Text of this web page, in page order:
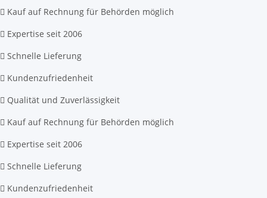
Kauf auf Rechnung für Behörden möglich
Expertise seit 2006
Schnelle Lieferung
Kundenzufriedenheit
Qualität und Zuverlässigkeit
Kauf auf Rechnung für Behörden möglich
Expertise seit 2006
Schnelle Lieferung
Kundenzufriedenheit